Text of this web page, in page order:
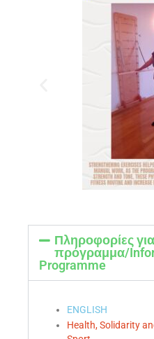
Πληροφορίες
πρόγραμμα/
Programme
ENGLISH
Health, Solidarity